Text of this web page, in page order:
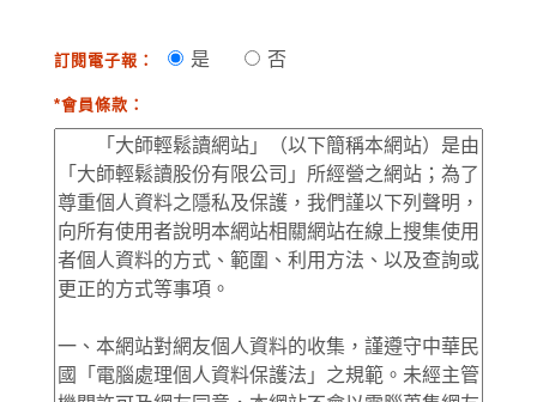
訂閱電子報： 是 否
*會員條款：